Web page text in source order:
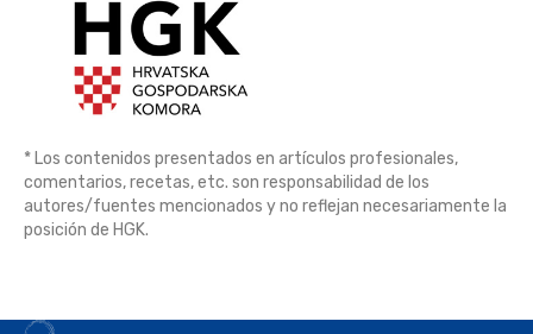
* Los contenidos presentados en artículos profesionales,
comentarios, recetas, etc. son responsabilidad de los
autores/fuentes mencionados y no reflejan necesariamente la
posición de HGK.